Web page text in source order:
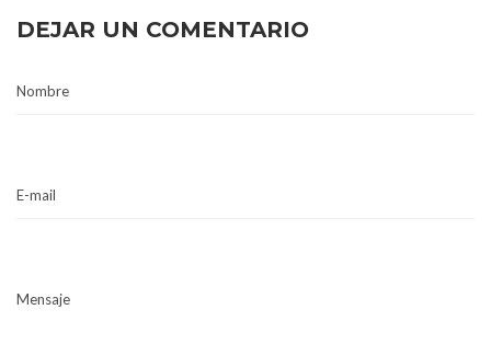
DEJAR UN COMENTARIO
Nombre
E-mail
Mensaje